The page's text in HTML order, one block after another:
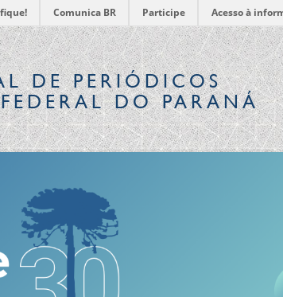
Comunica BR Participe Acesso à
DE PERIÓDICOS
DO PARANÁ